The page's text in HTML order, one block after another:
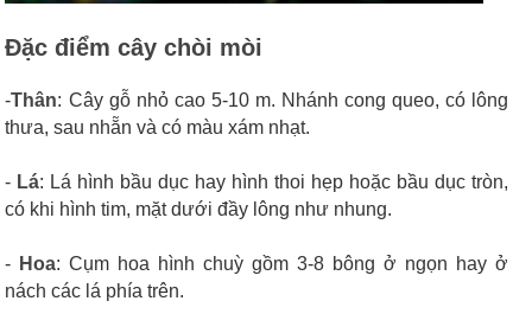
Đặc điểm cây chòi mòi
-Thân: Cây gỗ nhỏ cao 5-10 m. Nhánh cong queo, có lông
thưa, sau nhẵn và có màu xám nhạt.
- Lá: Lá hình bầu dục hay hình thoi hẹp hoặc bầu dục tròn,
có khi hình tim, mặt dưới đầy lông như nhung.
- Hoa: Cụm hoa hình chuỳ gồm 3-8 bông ở ngọn hay ở
nách các lá phía trên.